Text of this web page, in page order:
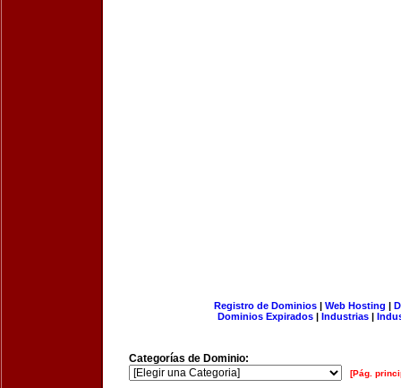
Registro de Dominios| Web Hosting |
Dominios Expirados | Industrias |
Categorías de Dominio:
[Pág.